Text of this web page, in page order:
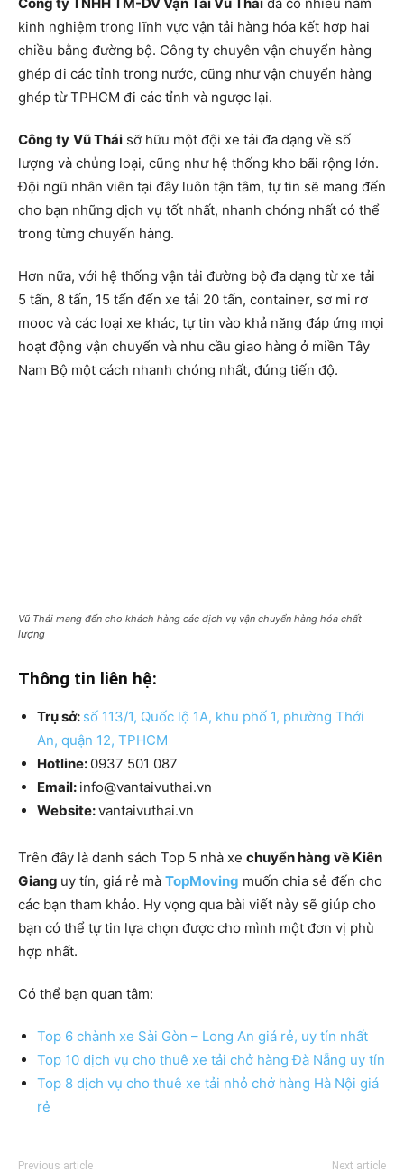
Công ty TNHH TM-DV Vận Tải Vũ Thái đã có nhiều năm
kinh nghiệm trong lĩnh vực vận tải hàng hóa kết hợp hai
chiều bằng đường bộ. Công ty chuyên vận chuyển hàng
ghép đi các tỉnh trong nước, cũng như vận chuyển hàng
ghép từ TPHCM đi các tỉnh và ngược lại.
Công ty Vũ Thái sỡ hữu một đội xe tải đa dạng về số
lượng và chủng loại, cũng như hệ thống kho bãi rộng lớn.
Đội ngũ nhân viên tại đây luôn tận tâm, tự tin sẽ mang đến
cho bạn những dịch vụ tốt nhất, nhanh chóng nhất có thể
trong từng chuyến hàng.
Hơn nữa, với hệ thống vận tải đường bộ đa dạng từ xe tải
5 tấn, 8 tấn, 15 tấn đến xe tải 20 tấn, container, sơ mi rơ
mooc và các loại xe khác, tự tin vào khả năng đáp ứng mọi
hoạt động vận chuyển và nhu cầu giao hàng ở miền Tây
Nam Bộ một cách nhanh chóng nhất, đúng tiến độ.
Vũ Thái mang đến cho khách hàng các dịch vụ vận chuyển hàng hóa chất
lượng
Thông tin liên hệ:
Trụ sở: số 113/1, Quốc lộ 1A, khu phố 1, phường Thới
An, quận 12, TPHCM
Hotline: 0937 501 087
Email: info@vantaivuthai.vn
Website:vantaivuthai.vn
Trên đây là danh sách Top 5 nhà xe chuyển hàng về Kiên
Giang uy tín, giá rẻ mà TopMoving muốn chia sẻ đến cho
các bạn tham khảo. Hy vọng qua bài viết này sẽ giúp cho
bạn có thể tự tin lựa chọn được cho mình một đơn vị phù
hợp nhất.
Có thể bạn quan tâm:
Top 6 chành xe Sài Gòn – Long An giá rẻ, uy tín nhất
Top 10 dịch vụ cho thuê xe tải chở hàng Đà Nẵng uy tín
Top 8 dịch vụ cho thuê xe tải nhỏ chở hàng Hà Nội giá
rẻ
Previous article Next article